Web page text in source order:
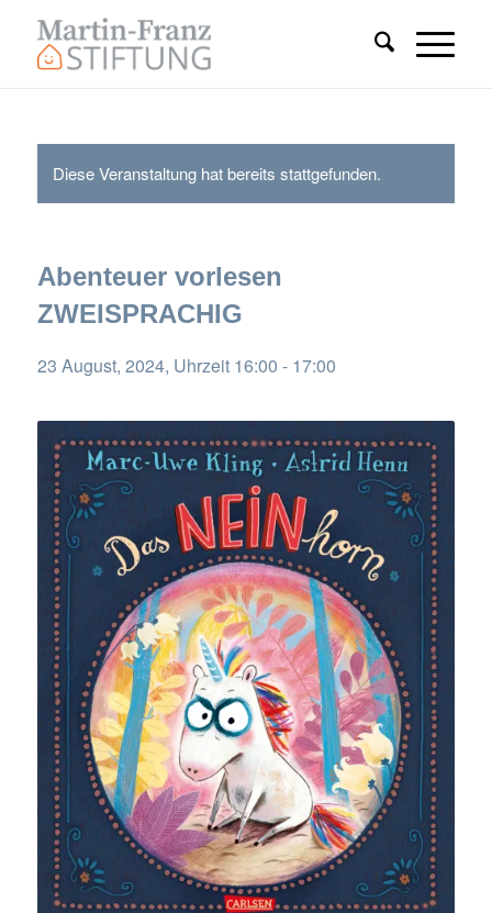
Diese Veranstaltung hat bereits stattgefunden.
Abenteuer vorlesen
ZWEISPRACHIG
23 August, 2024, Uhrzeit 16:00 - 17:00